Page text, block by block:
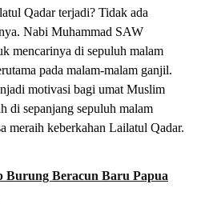
Qadar terjadi? Tidak ada
Nabi Muhammad SAW
mencarinya di sepuluh malam
pada malam-malam ganjil.
motivasi bagi umat Muslim
di sepanjang sepuluh malam
meraih keberkahan Lailatul Qadar.
Burung Beracun Baru Papua